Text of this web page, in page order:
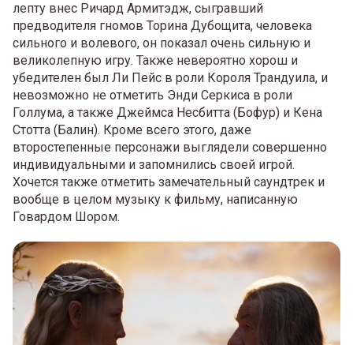
лепту внес Ричард Армитэдж, сыгравший
предводителя гномов Торина Дубощита, человека
сильного и волевого, он показал очень сильную и
великолепную игру. Также невероятно хорош и
убедителен был Ли Пейс в роли Короля Трандуила, и
невозможно не отметить Энди Серкиса в роли
Голлума, а также Джеймса Несбитта (Бофур) и Кена
Стотта (Балин). Кроме всего этого, даже
второстепенные персонажи выглядели совершенно
индивидуальными и запомнились своей игрой.
Хочется также отметить замечательный саундтрек и
вообще в целом музыку к фильму, написанную
Говардом Шором.